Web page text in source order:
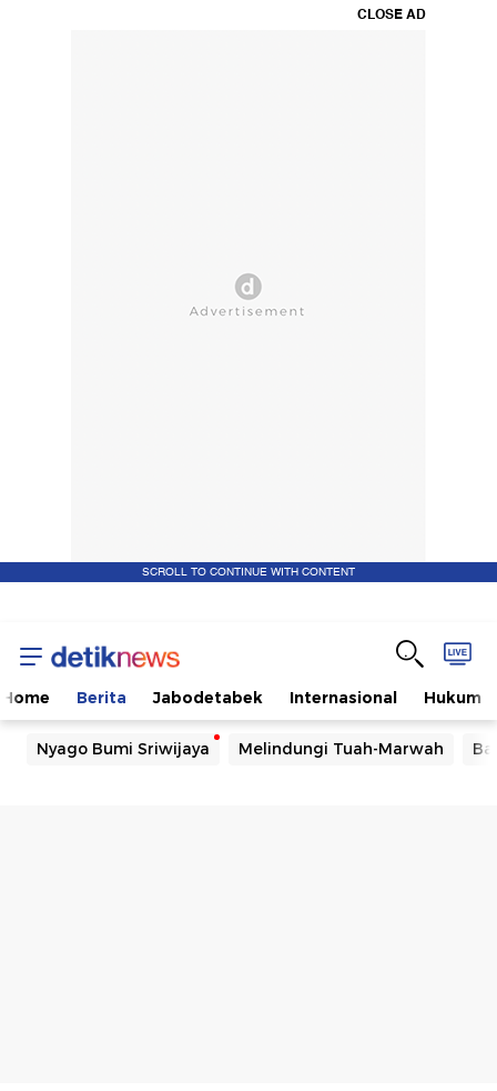
CLOSE AD
SCROLL TO CONTINUE WITH CONTENT
Home Berita Jabodetabek Internasional Hukum
Nyago Bumi Sriwijaya Melindungi Tuah-Marwah